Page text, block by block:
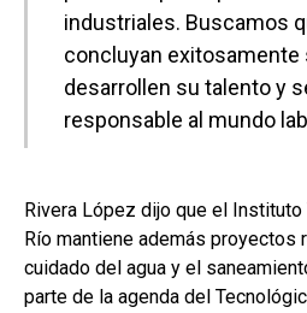
industriales. Buscamos
concluyan exitosamente
desarrollen su talento y
responsable al mundo
Rivera López dijo que el
Río mantiene además proyectos
cuidado del agua y el
parte de la agenda del